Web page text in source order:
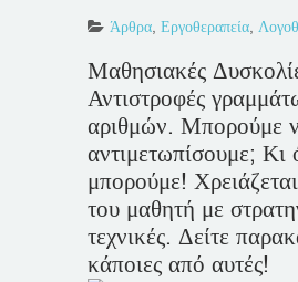
Άρθρα, Εργοθεραπεία,
Μαθησιακές
Αντιστροφές
αριθμών. Μπορούμε
αντιμετωπίσουμε; Κι
μπορούμε!
του μαθητή με
τεχνικές. Δείτε
κάποιες από αυτές!